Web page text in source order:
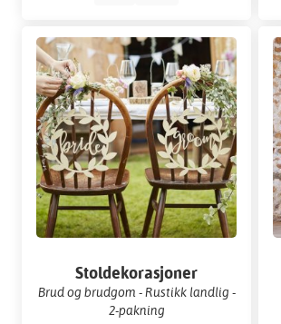
Stoldekorasjoner
Brud og brudgom - Rustikk landlig -
2-pakning